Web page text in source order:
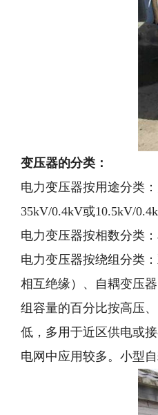
变压器的分类：
电力变压器按用途分类
35kV/0.4kV或10.5kV/
电力变压器按相数分类：
电力变压器按绕组分类
相互绝缘）、自耦变压
组容量的百分比按高压
低，多用于近区供电或
电网中应用较多。小型